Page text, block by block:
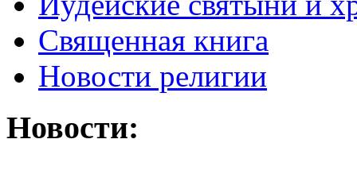
Священная книга
Новости религии
Новости: